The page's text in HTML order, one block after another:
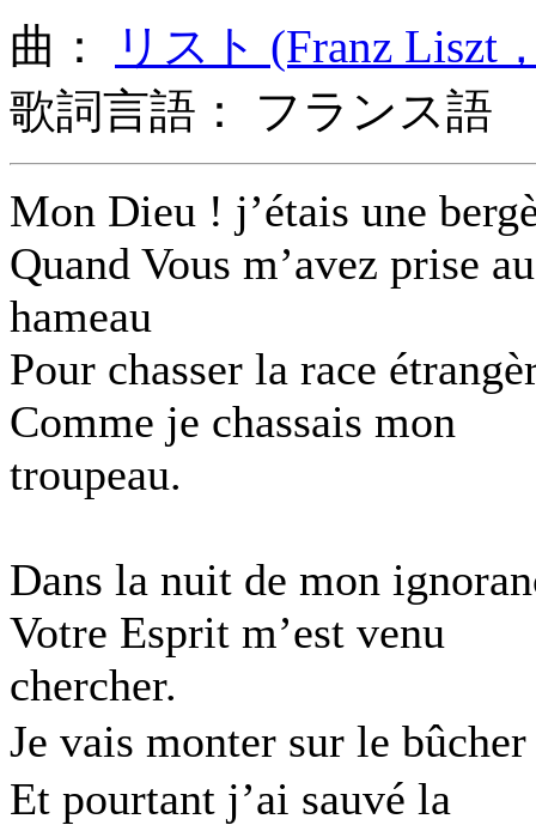
曲：
リスト (Franz Liszt
歌詞言語： フランス語
Mon Dieu ! j’étais une
Quand Vous m’avez prise au
hameau
Pour chasser la race
Comme je chassais mon
troupeau.
Dans la nuit de mon
Votre Esprit m’est venu
chercher.
Je vais monter sur le
Et pourtant j’ai sauvé la